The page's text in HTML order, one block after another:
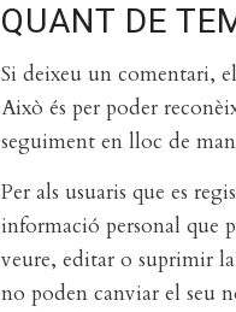
QUANT DE
Si deixeu un comentari,
Això és per poder
seguiment en lloc de
Per als usuaris que es
informació personal que
veure, editar o suprimir
no poden canviar el seu